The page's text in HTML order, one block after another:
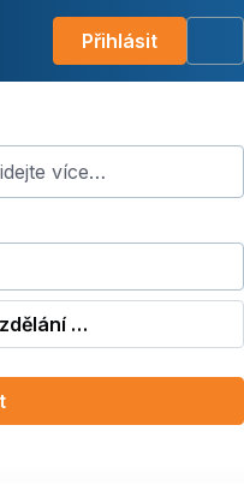
Přihlásit
více…
…